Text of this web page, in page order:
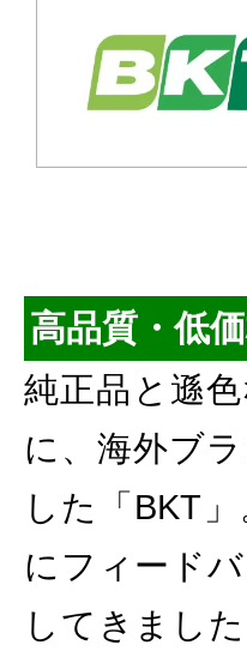
高品質・低
純正品と遜
に、海外ブ
した「BKT
にフィード
してきまし